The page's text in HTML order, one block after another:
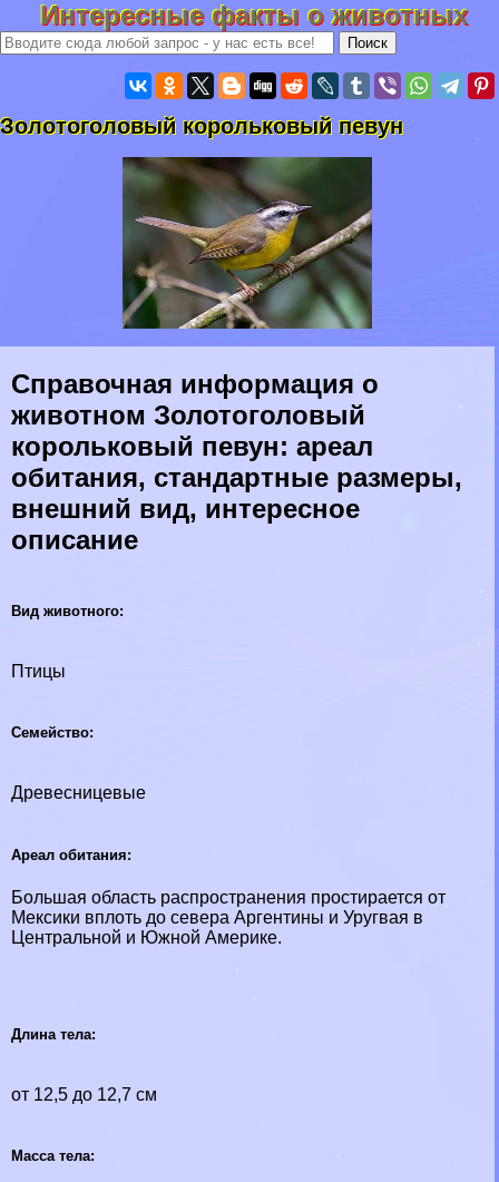
Интересные факты о животных
Золотоголовый корольковый певун
Справочная информация о
животном Золотоголовый
корольковый певун: ареал
обитания, стандартные размеры,
внешний вид, интересное
описание
Вид животного:
Птицы
Семейство:
Древесницевые
Ареал обитания:
Большая область распространения простирается от
Мексики вплоть до севера Аргентины и Уругвая в
Центральной и Южной Америке.
Длина тела:
от 12,5 до 12,7 см
Масса тела: